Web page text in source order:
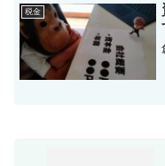
税金